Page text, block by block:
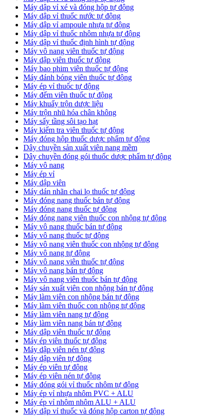
​Máy dập vỉ xé và đóng hộp tự động
​Máy dập vỉ thuốc nước tự động
Máy dập vỉ ampoule nhựa tự động
Máy dập vỉ thuốc nhôm nhựa tự động
Máy dập vỉ thuốc định hình tự động
Máy vô nang viên thuốc tự động
Máy dập viên thuốc tự động
Máy bao phim viên thuốc tự động
Máy đánh bóng viên thuốc tự động
Máy ép vỉ thuốc tự động
Máy đếm viên thuốc tự động
Máy khuấy trộn dược liệu
Máy trộn nhũ hóa chân không
Máy sấy tầng sôi tạo hạt
Máy kiểm tra viên thuốc tự động
Máy đóng hộp thuốc dược phẩm tự động
Dây chuyền sản xuất viên nang mềm
Dây chuyền đóng gói thuốc dược phẩm tự động
Máy vô nang
Máy ép vỉ
Máy dập viên
Máy dán nhãn chai lọ thuốc tự động
Máy đóng nang thuốc bán tự động
Máy đóng nang thuốc tự động
Máy đóng nang viên thuốc con nhộng tự động
Máy vô nang thuốc bán tự động
Máy vô nang thuốc tự động
Máy vô nang viên thuốc con nhộng tự động
Máy vô nang tự động
Máy vô nang viên thuốc tự động
Máy vô nang bán tự động
Máy vô nang viên thuốc bán tự động
Máy sản xuất viên con nhộng bán tự động
Máy làm viên con nhộng bán tự động
Máy làm viên thuốc con nhộng tự động
Máy làm viên nang tự động
Máy làm viên nang bán tự động
Máy dập viên thuốc tự động
​Máy ép viên thuốc tự động
​Máy dập viên nén tự động
​Máy dập viên tự động
Máy ép viên tự động
​Máy ép viên nén tự động
Máy đóng gói vỉ thuốc nhôm tự động
​Máy ép vỉ nhựa nhôm PVC + ALU
​Máy ép vỉ nhôm nhôm ALU + ALU
Máy dập vỉ thuốc và đóng hộp carton tự động